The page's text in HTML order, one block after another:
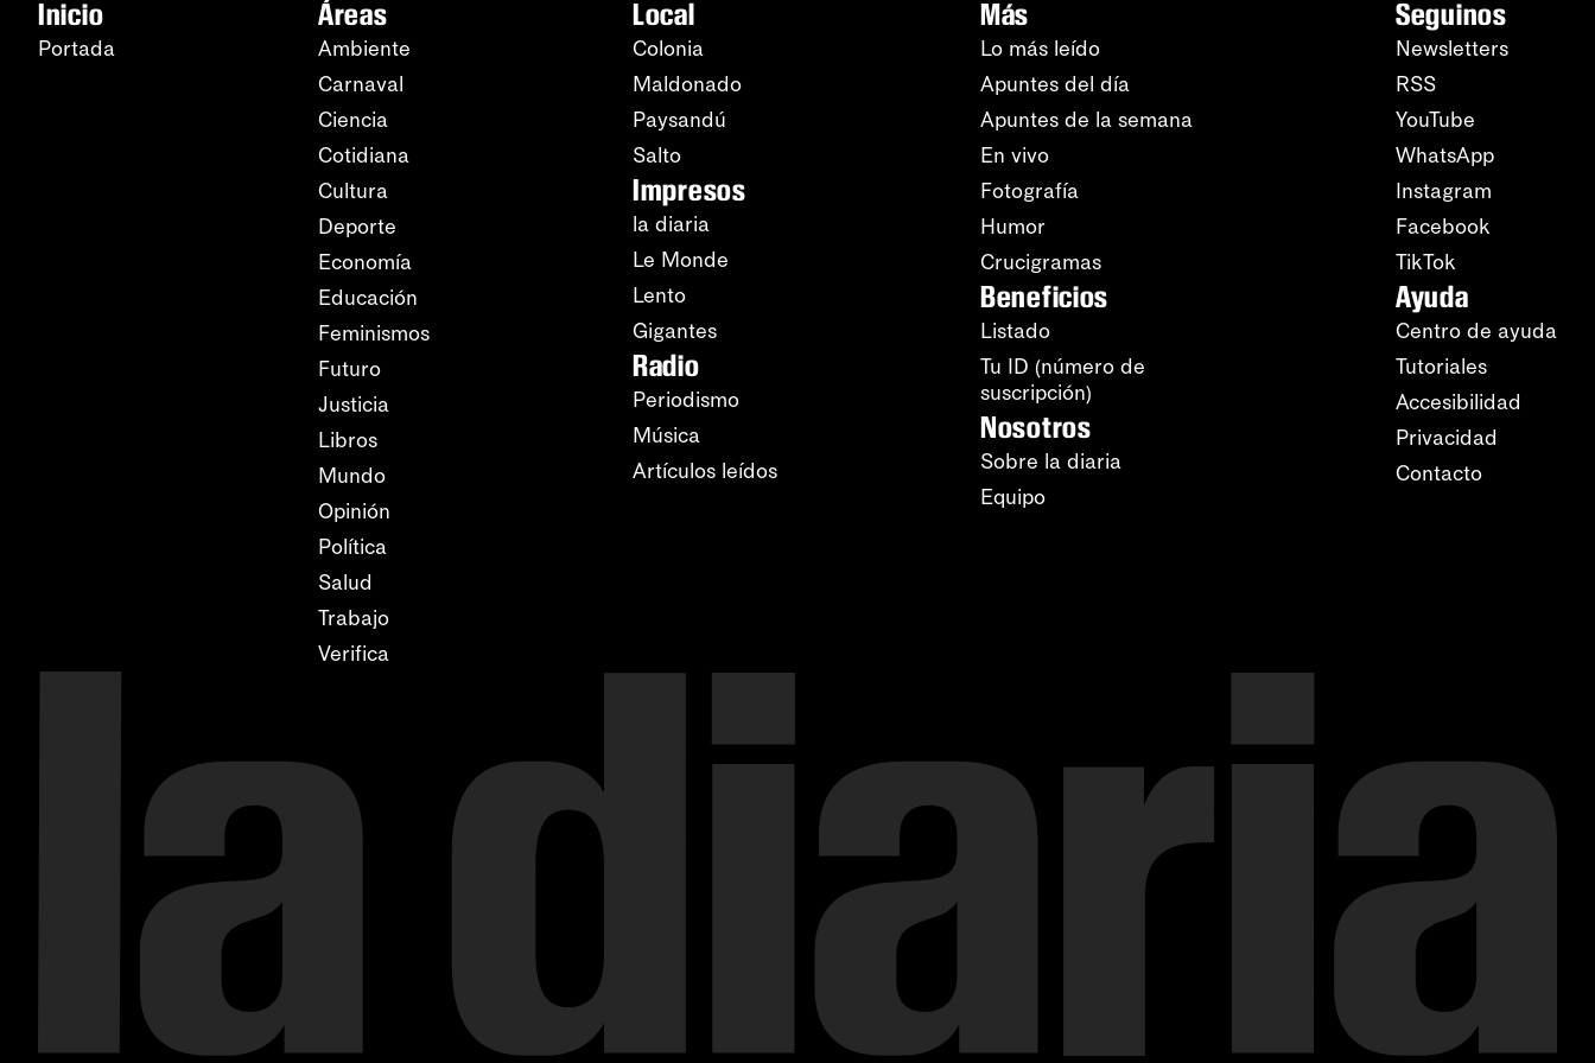
Inicio
Portada
Áreas
Ambiente
Carnaval
Ciencia
Cotidiana
Cultura
Deporte
Economía
Educación
Feminismos
Futuro
Justicia
Libros
Mundo
Opinión
Política
Salud
Trabajo
Verifica
Local
Colonia
Maldonado
Paysandú
Salto
Impresos
la diaria
Le Monde
Lento
Gigantes
Radio
Periodismo
Música
Artículos leídos
Más
Lo más leído
Apuntes del día
Apuntes de la semana
En vivo
Fotografía
Humor
Crucigramas
Beneficios
Listado
Tu ID (número de
suscripción)
Nosotros
Sobre la diaria
Equipo
Seguinos
Newsletters
RSS
YouTube
WhatsApp
Instagram
Facebook
TikTok
Ayuda
Centro de ayuda
Tutoriales
Accesibilidad
Privacidad
Contacto